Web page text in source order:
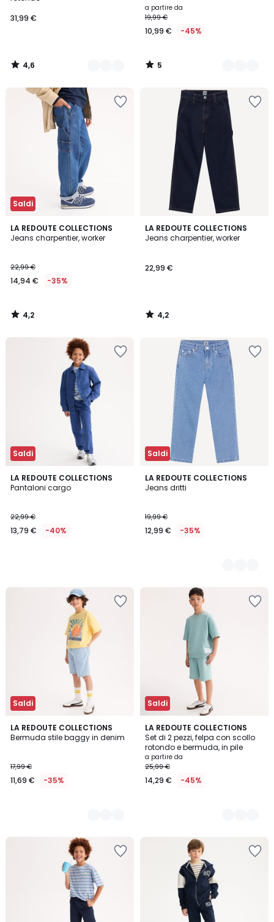
31,99 €
4,6
/
a partire da
19,99 €
10,99 € -45%
5
/
Saldi
LA REDOUTE COLLECTIONS
Jeans charpentier, worker
22,99 €
14,94 € -35%
4,2
/ 5
4,2
/
LA REDOUTE COLLECTIONS
Jeans charpentier, worker
22,99 €
4,2
/ 5
4,2
/
Saldi
LA REDOUTE COLLECTIONS
Pantaloni cargo
22,99 €
13,79 € -40%
Saldi
LA REDOUTE COLLECTIONS
Jeans dritti
19,99 €
12,99 € -35%
3
Colori
Saldi
LA REDOUTE COLLECTIONS
Bermuda stile baggy in denim
17,99 €
11,69 € -35%
2
Colori
Saldi
LA REDOUTE COLLECTIONS
Set di 2 pezzi, felpa con scollo
rotondo e bermuda, in pile
a partire da
25,99 €
14,29 € -45%
2
Colori